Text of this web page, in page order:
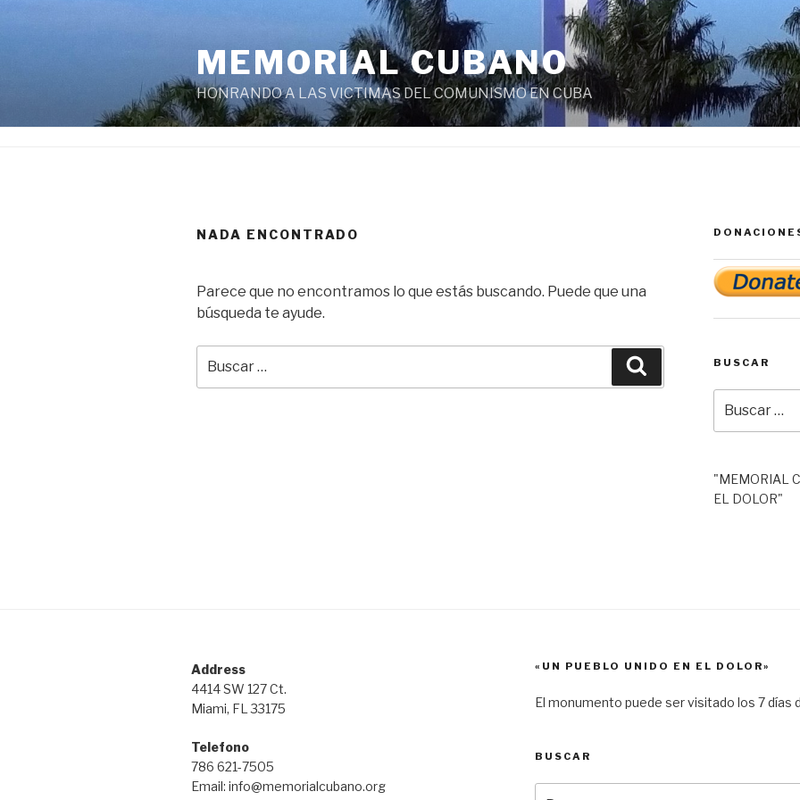
MEMORIAL CUBANO
HONRANDO A LAS VICTIMAS DEL COMUNISMO EN CUBA
NADA ENCONTRADO
Parece que no encontramos lo que estás buscando. Puede que una
búsqueda te ayude.
por:
BUSCAR
por:
"MEMORIAL
EL DOLOR"
Address
4414 SW 127 Ct.
Miami, FL 33175
Telefono
786 621-7505
Email: info@memorialcubano.org
«UN PUEBLO UNIDO EN EL DOLOR»
El monumento puede ser visitado los 7 días
BUSCAR